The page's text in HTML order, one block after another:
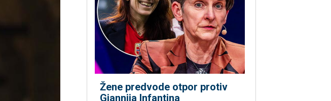
Žene predvode otpor protiv
Giannija Infantina